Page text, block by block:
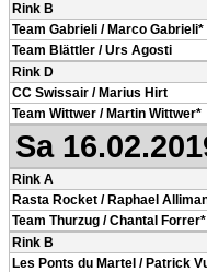
Rink B
Team Gabrieli / Marco Gabrieli*
Team Blättler / Urs Agosti
Rink D
CC Swissair / Marius Hirt
Team Wittwer / Martin Wittwer*
Sa
Rink A
Rasta Rocket / Raphael
Team Thurzug / Chantal Forrer*
Rink B
Les Ponts du Martel / Patrick